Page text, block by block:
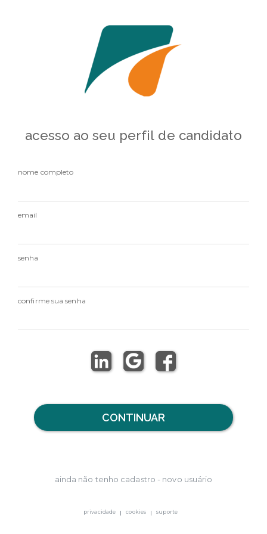
acesso ao seu perfil de candidato
nome completo
email
senha
confirme sua senha
CONTINUAR
ainda não tenho cadastro - novo usuário
privacidade cookies suporte